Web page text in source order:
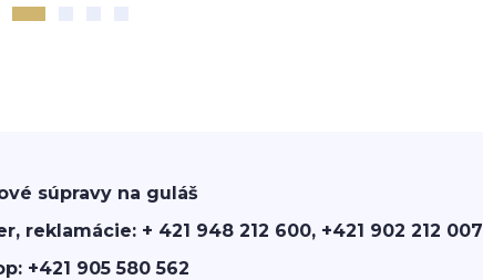
súpravy na guláš
reklamácie: + 421 948 212 600, +421 902 212 007
+421 905 580 562